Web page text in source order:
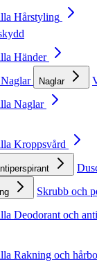
Hårstyling
Händer
Naglar Naglar
Naglar
Kroppsvård
Skrubb och
Deodorant och
Rakning och